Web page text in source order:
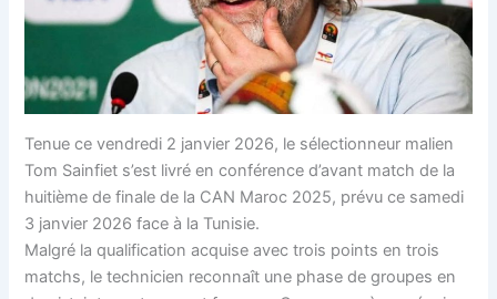
Tenue ce vendredi 2 janvier 2026, le sélectionneur malien
Tom Sainfiet s’est livré en conférence d’avant match de la
huitième de finale de la CAN Maroc 2025, prévu ce samedi
3 janvier 2026 face à la Tunisie.
Malgré la qualification acquise avec trois points en trois
matchs, le technicien reconnaît une phase de groupes en